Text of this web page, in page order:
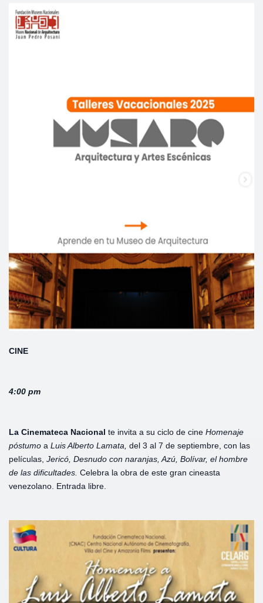
CINE
4:00 pm
La Cinemateca Nacional te invita a su ciclo de cine Homenaje
póstumo a Luis Alberto Lamata, del 3 al 7 de septiembre, con las
películas, Jericó, Desnudo con naranjas, Azú, Bolívar, el hombre
de las dificultades. Celebra la obra de este gran cineasta
venezolano. Entrada libre.